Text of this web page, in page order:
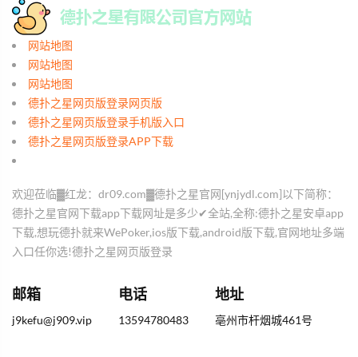
网站地图
网站地图
网站地图
德扑之星网页版登录网页版
德扑之星网页版登录手机版入口
德扑之星网页版登录APP下载
欢迎莅临▓红龙：dr09.com▓德扑之星官网[ynjydl.com]以下简称：
德扑之星官网下载app下载网址是多少✔全站,全称:德扑之星安卓app
下载,想玩德扑就来WePoker,ios版下载,android版下载,官网地址多端
入口任你选!德扑之星网页版登录
邮箱
j9kefu@j909.vip
电话
13594780483
地址
亳州市杆烟城461号